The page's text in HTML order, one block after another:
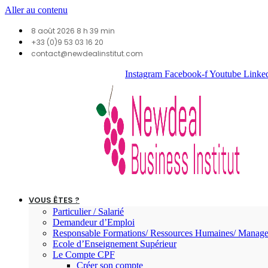
Aller au contenu
8 août 2026 8 h 39 min
+33 (0)9 53 03 16 20
contact@newdealinstitut.com
Instagram Facebook-fYoutube
VOUS ÊTES ?
Particulier / Salarié
Demandeur d’Emploi
Responsable Formations/ Ressources Humaines/
Ecole d’Enseignement Supérieur
Le Compte CPF
Créer son compte